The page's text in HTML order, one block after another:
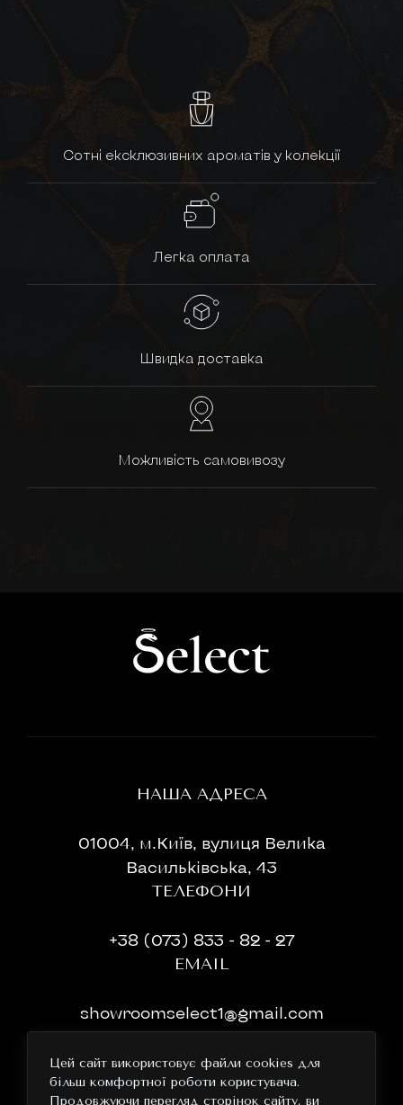
Сотні ексклюзивних ароматів у колекції
Легка оплата
Швидка доставка
Можливість самовивозу
НАША АДРЕСА
01004, м.Київ, вулиця Велика
Васильківська, 43
ТЕЛЕФОНИ
+38 (073) 833 - 82 - 27
EMAIL
showroomselect1@gmail.com
ГРАФІК РОБОТИ
11:00-19:00 без перерви та вихідних
Цей сайт використовує файли cookies для
більш комфортної роботи користувача.
Продовжуючи перегляд сторінок сайту, ви